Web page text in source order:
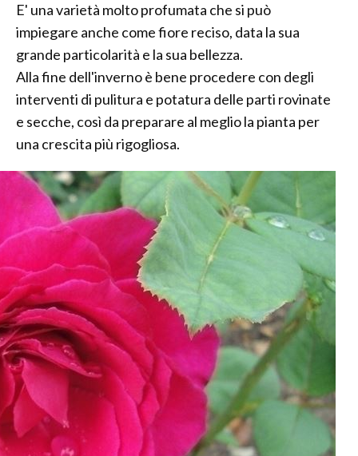
E' una varietà molto profumata che si può
impiegare anche come fiore reciso, data la sua
grande particolarità e la sua bellezza.
Alla fine dell'inverno è bene procedere con degli
interventi di pulitura e potatura delle parti rovinate
e secche, così da preparare al meglio la pianta per
una crescita più rigogliosa.